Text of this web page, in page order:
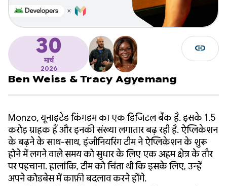
30
मार्च
2026
Ben Weiss & Tracy Agyemang
link
Monzo, यूनाइटेड किंगडम का एक डिजिटल बैंक है. इसके 1.5
करोड़ ग्राहक हैं और इनकी संख्या लगातार बढ़ रही है. ऐप्लिकेशन
के बढ़ने के साथ-साथ, इंजीनियरिंग टीम ने ऐप्लिकेशन के शुरू
होने में लगने वाले समय को सुधार के लिए एक अहम क्षेत्र के तौर
पर पहचाना. हालांकि, टीम को चिंता थी कि इसके लिए, उन्हें
अपने कोडबेस में काफ़ी बदलाव करने होंगे.